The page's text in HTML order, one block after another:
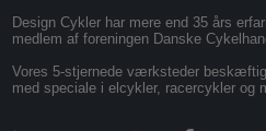
Design Cykler har mere end 35 års
medlem af foreningen Danske
Vores 5-stjernede værksteder
med speciale i elcykler, racercykler og